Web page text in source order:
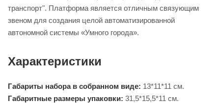
транспорт". Платформа является отличным связующим
звеном для создания целой автоматизированной
автономной системы «Умного города».
Характеристики
Габариты набора в собранном виде: 13*11*11 см.
Габаритные размеры упаковки: 31,5*15,5*11 см.